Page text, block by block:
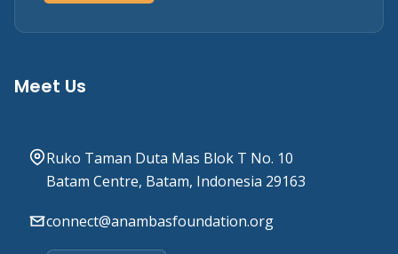
Meet Us
Ruko Taman Duta Mas Blok T No. 10
Batam Centre, Batam, Indonesia 29163
connect@anambasfoundation.org